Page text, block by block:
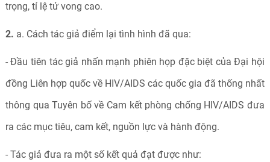
trọng, tỉ lệ tử vong cao.
2. a. Cách tác giả điểm lại tình hình đã qua:
- Đầu tiên tác giả nhấn mạnh phiên họp đặc biệt của Đại hội
đồng Liên hợp quốc về HIV/AIDS các quốc gia đã thống nhất
thông qua Tuyên bố về Cam kết phòng chống HIV/AIDS đưa
ra các mục tiêu, cam kết, nguồn lực và hành động.
- Tác giả đưa ra một số kết quả đạt được như: